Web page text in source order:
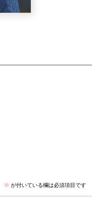
※ が付いている欄は必須項目です